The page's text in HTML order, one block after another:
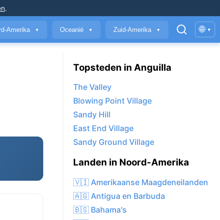
.
Amerika ▼ Oceanië ▼ Zuid-Amerika ▼ 🌐 ▾
Topsteden in Anguilla
The Valley
Blowing Point Village
Sandy Hill
East End Village
Sandy Ground Village
Landen in Noord-Amerika
🇻🇮 Amerikaanse Maagdeneilanden
🇦🇬 Antigua en Barbuda
🇧🇸 Bahama's